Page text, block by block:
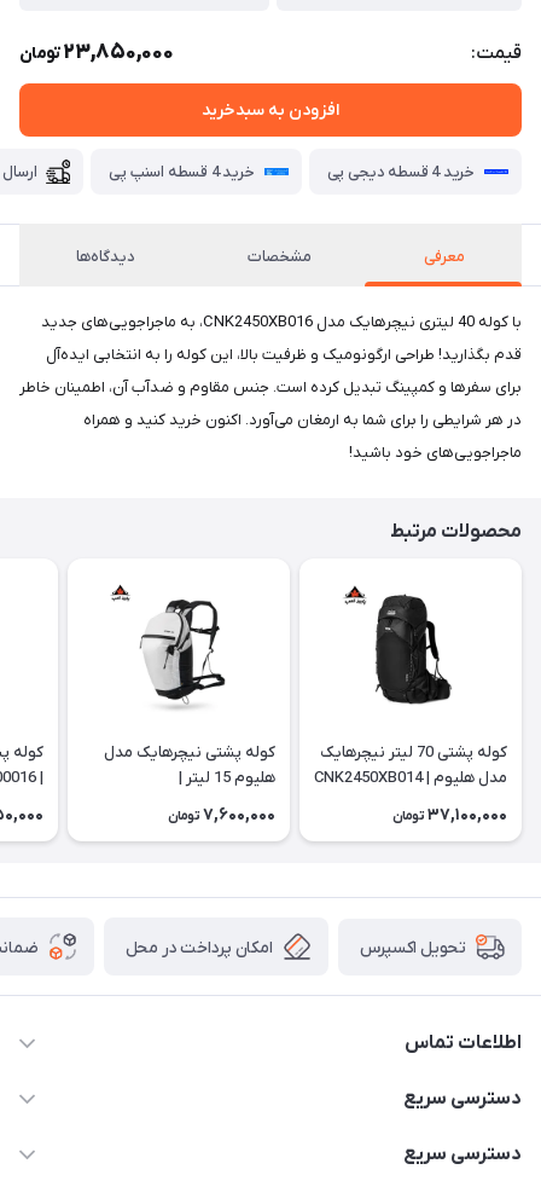
قیمت: 23,850,000تومان
افزودن به سبدخرید
خرید 4 قسطه دیجی پی خرید 4 قسطه اسنپ پی
معرفی مشخصات دیدگاه‌ها
با کوله 40 لیتری نیچرهایک مدل CNK2450XB016، به ماجراجویی‌های جدید
قدم بگذارید! طراحی ارگونومیک و ظرفیت بالا، این کوله را به انتخابی ایده‌آل
برای سفرها و کمپینگ تبدیل کرده است. جنس مقاوم و ضدآب آن، اطمینان خاطر
در هر شرایطی را برای شما به ارمغان می‌آورد. اکنون خرید کنید و همراه
ماجراجویی‌های خود باشید!
محصولات مرتبط
کوله پشتی 70 لیتر نیچرهایک
مدل هلیوم | CNK2450XB014
37,100,000 تومان
کوله پشتی نیچرهایک مدل
هلیوم 15 لیتر |
CNK2300BB012
7,600,000 تومان
| CNK2300016
تحویل اکسپرس امکان پرداخت در محل
اطلاعات تماس
02166456492 - 09121933405
دسترسی سریع
خرید کیسه خواب
دسترسی سریع